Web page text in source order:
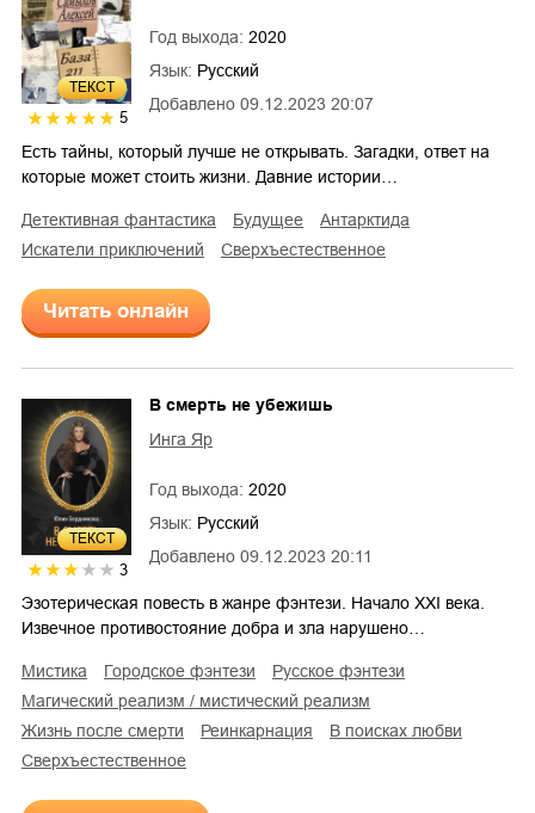
ТЕКСТ
5
Добавлено 09.12.2023 20:07
Год выхода: 2020
Язык: Русский
Есть тайны, который лучше не открывать. Загадки, ответ на
которые может стоить жизни. Давние истории…
детективная фантастика будущее
Антарктида
искатели приключений
сверхъестественное
Читать онлайн
ТЕКСТ
3
Добавлено 09.12.2023 20:11
В смерть не убежишь
Инга Яр
Год выхода: 2020
Язык: Русский
Эзотерическая повесть в жанре фэнтези. Начало XXI века.
Извечное противостояние добра и зла нарушено…
мистика городское фэнтези
русское фэнтези
магический реализм / мистический реализм
жизнь после смерти
реинкарнация
в поисках любви
сверхъестественное